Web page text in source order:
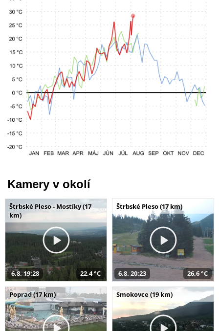
Kamery v okolí
Štrbské Pleso - Mostíky (17
km)
6.8. 19:28 22,4 °C
Štrbské Pleso (17 km)
6.8. 20:23 26,6 °C
Poprad (17 km) Smokovce (19 km)